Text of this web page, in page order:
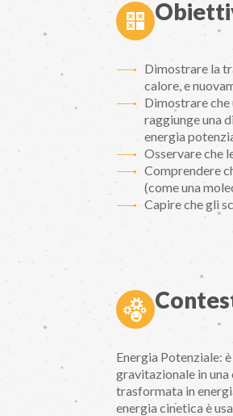
Dimostrare la
calore, e
Dimostrare che
raggiunge una
energia
Osservare che
Comprendere
(come una
Capire che gli
Energia Potenziale:
gravitazionale in una
trasformata in
energia cinetica è